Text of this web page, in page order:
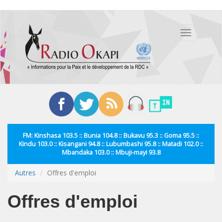
contenu
principal
Toggle
FM: Kinshasa 103.5 :: Bunia 104.8 :: Bukavu 95.3 :: Goma 95.5 ::
Kindu 103.0 :: Kisangani 94.8 :: Lubumbashi 95.8 :: Matadi 102.0 ::
Mbandaka 103.0 :: Mbuji-mayi 93.8
Autres Offres d'emploi
Offres d'emploi